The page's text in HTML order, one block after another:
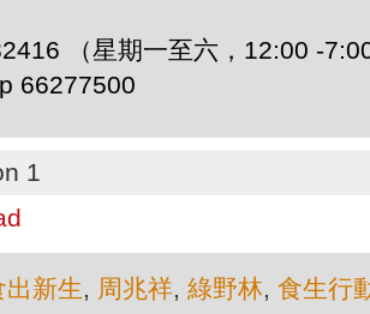
（星期一至六，12:00 -
66277500
1
新生, 周兆祥, 綠野林, 食生行